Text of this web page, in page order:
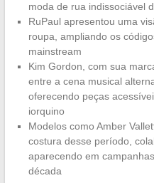
moda de rua indissociável
RuPaul apresentou uma
roupa, ampliando os
mainstream
Kim Gordon, com sua
entre a cena musical
oferecendo peças
iorquino
Modelos como Amber
costura desse período,
aparecendo em
década